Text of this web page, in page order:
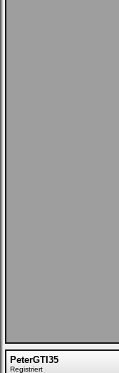
PeterGTI35
Registriert